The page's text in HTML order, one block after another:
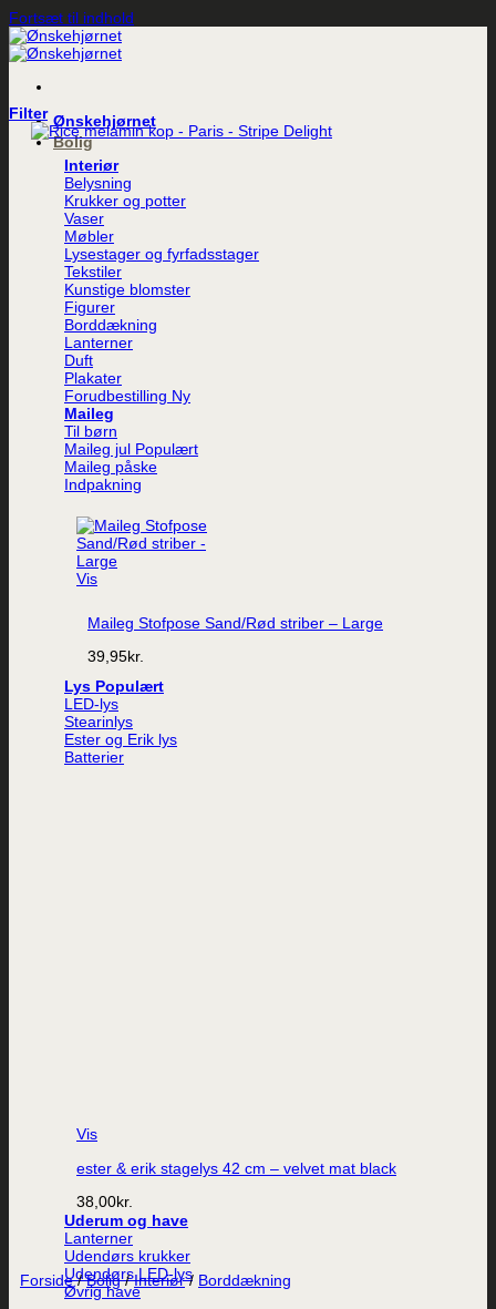
Fortsæt til indhold
Ønskehjørnet
Bolig
Interiør
Belysning
Krukker og potter
Vaser
Møbler
Lysestager og fyrfadsstager
Tekstiler
Kunstige blomster
Figurer
Borddækning
Lanterner
Duft
Plakater
Forudbestilling
Maileg
Til børn
Maileg jul
Maileg påske
Indpakning
Vis
Maileg Stofpose Sand/Rød striber – Large
39,95kr.
Lys
LED-lys
Stearinlys
Ester og Erik lys
Batterier
Vis
ester & erik stagelys 42 cm – velvet mat black
38,00kr.
Uderum og have
Lanterner
Udendørs krukker
Udendørs LED-lys
Øvrig have
Filter
Forside / Bolig / Interiør / Borddækning